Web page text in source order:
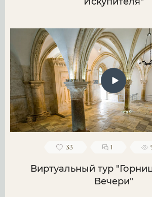
33 1
Виртуальный тур
Вечери"